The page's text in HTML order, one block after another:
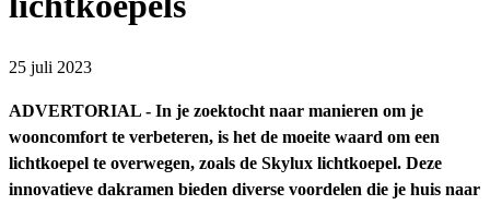
25 juli 2023
ADVERTORIAL - In je zoektocht naar manieren om je
wooncomfort te verbeteren, is het de moeite waard om een
lichtkoepel te overwegen, zoals de Skylux lichtkoepel. Deze
innovatieve dakramen bieden diverse voordelen die je huis naar